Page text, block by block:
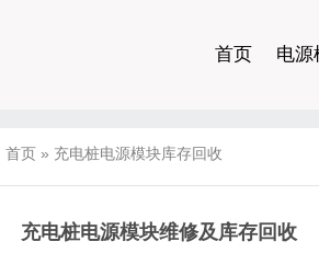
首页 电源
首页 » 充电桩电源模块库存回收
充电桩电源模块维修及库存回收